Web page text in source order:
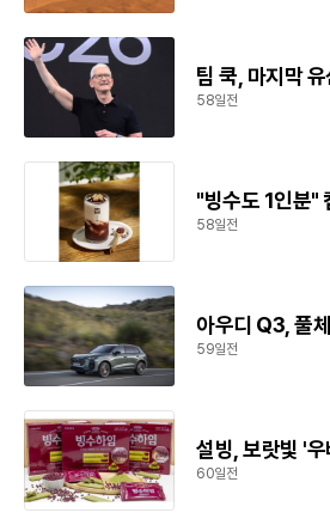
팀 쿡, 마지막
58일전
"빙수도 1인분"
58일전
아우디 Q3, 풀
59일전
설빙, 보랏빛 '
60일전